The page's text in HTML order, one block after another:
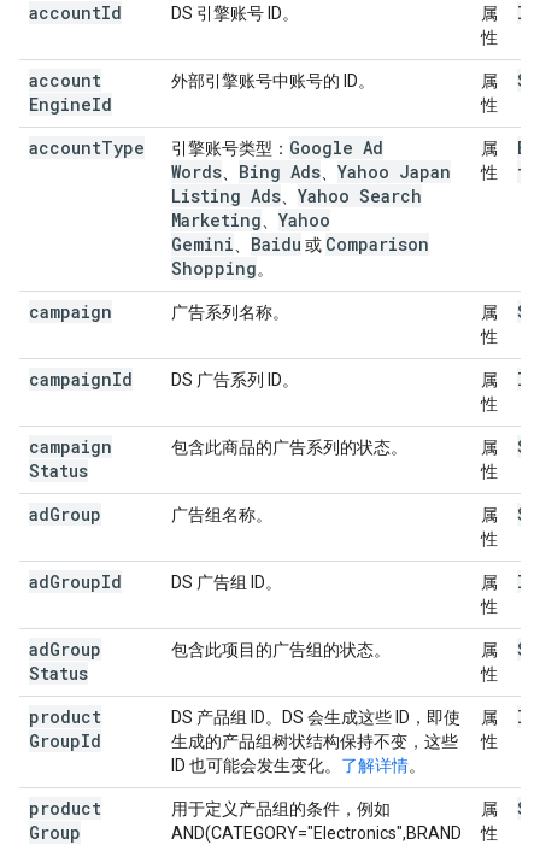
accountId DS 引擎账号 ID。
属
性
ID
account
EngineId
外部引擎账号中账号的 ID。
属
性
accountType 引擎账号类型： Google Ad
Words
Bing Ads
Yahoo Japan
Listing Ads
Yahoo Search
Marketing
Yahoo
Gemini
Baidu 或 Comparison
Shopping。
属
性
campaign 广告系列名称。
属
性
campaignId DS 广告系列 ID。
属
性
ID
campaign
Status
包含此商品的广告系列的状态。
属
性
adGroup 广告组名称。
属
性
adGroupId DS 广告组 ID。
属
性
ID
adGroup
Status
包含此项目的广告组的状态。
属
性
product
GroupId
DS 产品组 ID。DS 会生成这些 ID，即使
生成的产品组树状结构保持不变，这些
ID 也可能会发生变化。 了解详情。
属
性
ID
product
Group
用于定义产品组的条件，例如
AND(CATEGORY="Electronics",BRAND
属
性